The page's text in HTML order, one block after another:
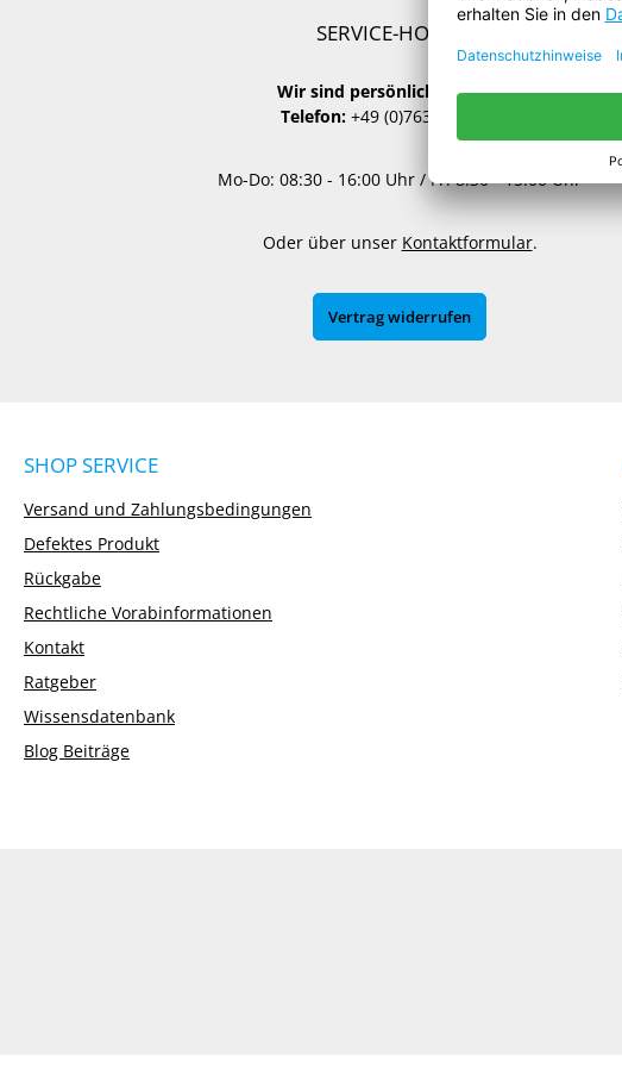
SERVICE-HOTLINE
Wir sind persönlich für Sie da:
Telefon: +49 (0)7634 50762-00
Mo-Do: 08:30 - 16:00 Uhr / Fr: 8:30 - 15.00 Uhr
Oder über unser Kontaktformular.
Vertrag widerrufen
SHOP SERVICE
Versand und Zahlungsbedingungen
Defektes Produkt
Rückgabe
Rechtliche Vorabinformationen
Kontakt
Ratgeber
Wissensdatenbank
Blog Beiträge